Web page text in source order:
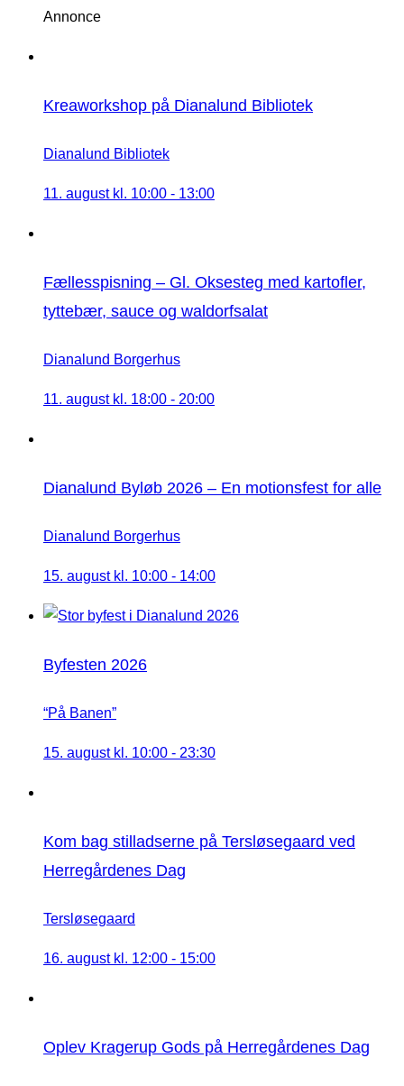
Annonce
Kreaworkshop på Dianalund Bibliotek
Dianalund Bibliotek
11. august kl. 10:00 - 13:00
Fællesspisning – Gl. Oksesteg med kartofler,
tyttebær, sauce og waldorfsalat
Dianalund Borgerhus
11. august kl. 18:00 - 20:00
Dianalund Byløb 2026 – En motionsfest for alle
Dianalund Borgerhus
15. august kl. 10:00 - 14:00
Byfesten 2026
“På Banen”
15. august kl. 10:00 - 23:30
Kom bag stilladserne på Tersløsegaard ved
Herregårdenes Dag
Tersløsegaard
16. august kl. 12:00 - 15:00
Oplev Kragerup Gods på Herregårdenes Dag